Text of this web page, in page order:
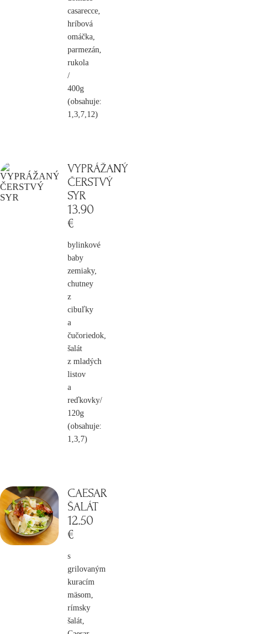
casarecce,
hríbová
omáčka,
parmezán,
rukola
/
400g
(obsahuje:
1,3,7,12)
VYPRÁŽANÝ
ČERSTVÝ
SYR
13.90
€
bylinkové
baby
zemiaky,
chutney
z
cibuľky
a
čučoriedok,
šalát
z mladých
listov
a
reďkovky/
120g
(obsahuje:
1,3,7)
CAESAR
ŠALÁT
12.50
€
s
grilovaným
kuracím
mäsom,
rímsky
šalát,